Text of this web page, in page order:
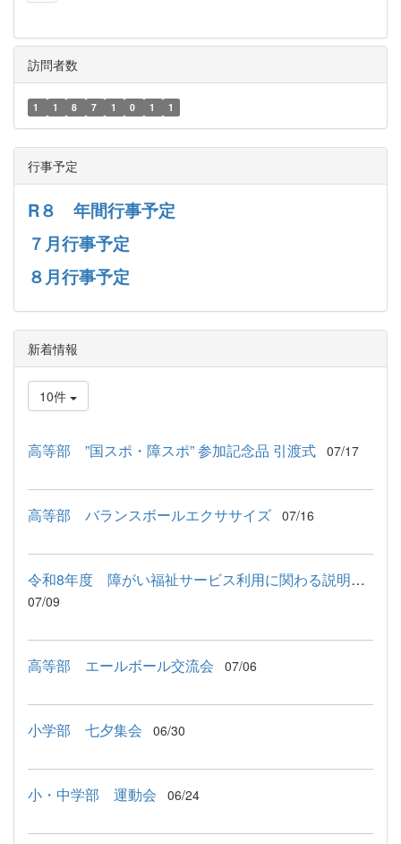
訪問者数
1 1 8 7 1 0 1 1
行事予定
R８ 年間行事予定
７月行事予定
８月行事予定
新着情報
10件
高等部 ”国スポ・障スポ” 参加記念品 引渡式 07/17
高等部 バランスボールエクササイズ 07/16
令和8年度 障がい福祉サービス利用に関わる説明会が行われました
07/09
高等部 エールボール交流会 07/06
小学部 七夕集会 06/30
小・中学部 運動会 06/24